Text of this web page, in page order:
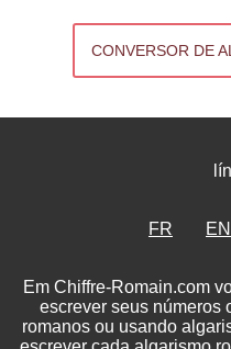
CONVERSOR DE
FR EN
Em Chiffre-Romain.com
escrever seus números
romanos ou usando